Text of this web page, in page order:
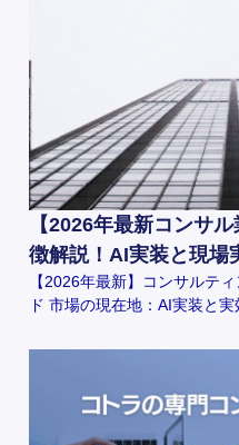
【2026年最新コンサ
徴解説！AI実装と現
【2026年最新】コンサルテ
ド 市場の現在地：AI実装と